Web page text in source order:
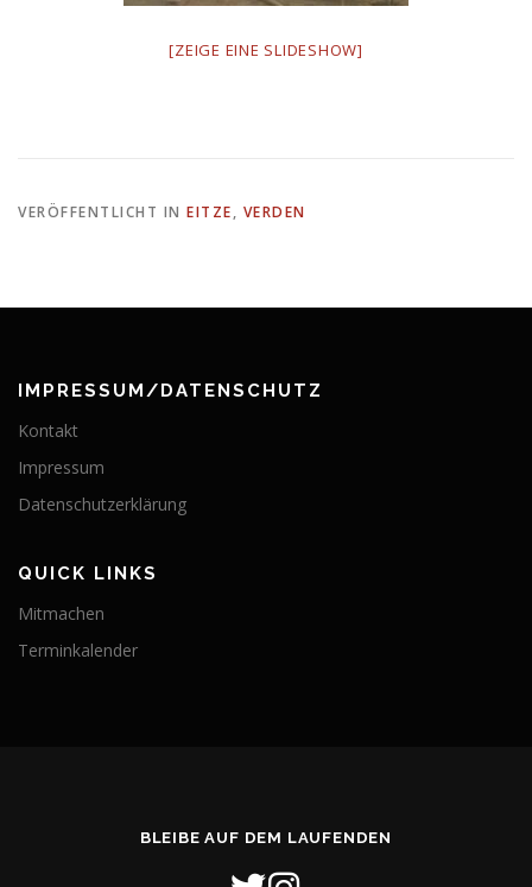
[ZEIGE EINE SLIDESHOW]
VERÖFFENTLICHT IN EITZE, VERDEN
IMPRESSUM/DATENSCHUTZ
Kontakt
Impressum
Datenschutzerklärung
QUICK LINKS
Mitmachen
Terminkalender
BLEIBE AUF DEM LAUFENDEN